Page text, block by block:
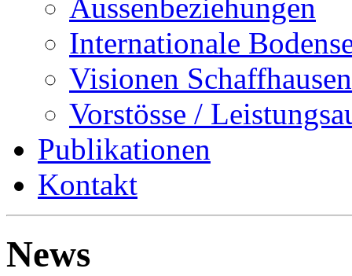
Aussenbeziehungen
Internationale
Visionen Schaffhausen
Vorstösse /
Publikationen
Kontakt
News